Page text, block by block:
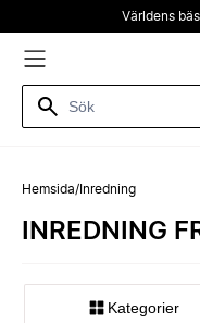
Världens
Hemsida/ Inredning
INREDNING
Kategorier